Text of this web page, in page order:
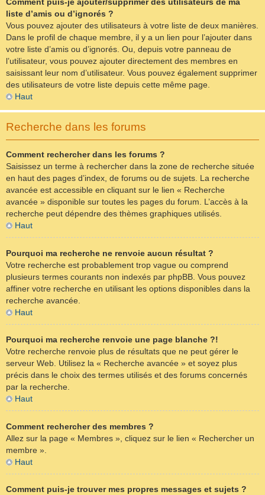
liste d’amis ou d’ignorés ?
Vous pouvez ajouter des utilisateurs à votre liste de deux manières.
Dans le profil de chaque membre, il y a un lien pour l’ajouter dans
votre liste d’amis ou d’ignorés. Ou, depuis votre panneau de
l’utilisateur, vous pouvez ajouter directement des membres en
saisissant leur nom d’utilisateur. Vous pouvez également supprimer
des utilisateurs de votre liste depuis cette même page.
Haut
Recherche dans les forums
Comment rechercher dans les forums ?
Saisissez un terme à rechercher dans la zone de recherche située
en haut des pages d’index, de forums ou de sujets. La recherche
avancée est accessible en cliquant sur le lien « Recherche
avancée » disponible sur toutes les pages du forum. L’accès à la
recherche peut dépendre des thèmes graphiques utilisés.
Haut
Pourquoi ma recherche ne renvoie aucun résultat ?
Votre recherche est probablement trop vague ou comprend
plusieurs termes courants non indexés par phpBB. Vous pouvez
affiner votre recherche en utilisant les options disponibles dans la
recherche avancée.
Haut
Pourquoi ma recherche renvoie une page blanche ?!
Votre recherche renvoie plus de résultats que ne peut gérer le
serveur Web. Utilisez la « Recherche avancée » et soyez plus
précis dans le choix des termes utilisés et des forums concernés
par la recherche.
Haut
Comment rechercher des membres ?
Allez sur la page « Membres », cliquez sur le lien « Rechercher un
membre ».
Haut
Comment puis-je trouver mes propres messages et sujets ?